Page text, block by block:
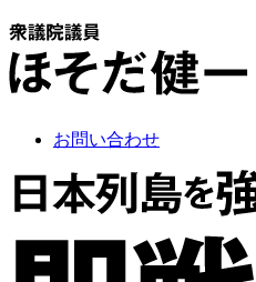
お問い合わせ